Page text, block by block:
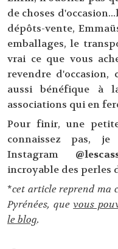
de choses
dépôts-vente,
emballages, le
vrai ce que vous
revendre
aussi bénéfique à
associations qui en
Pour finir, une
connaissez pas,
Instagram
incroyable des perles
*cet article reprend ma
Pyrénées, quevous
le blog.